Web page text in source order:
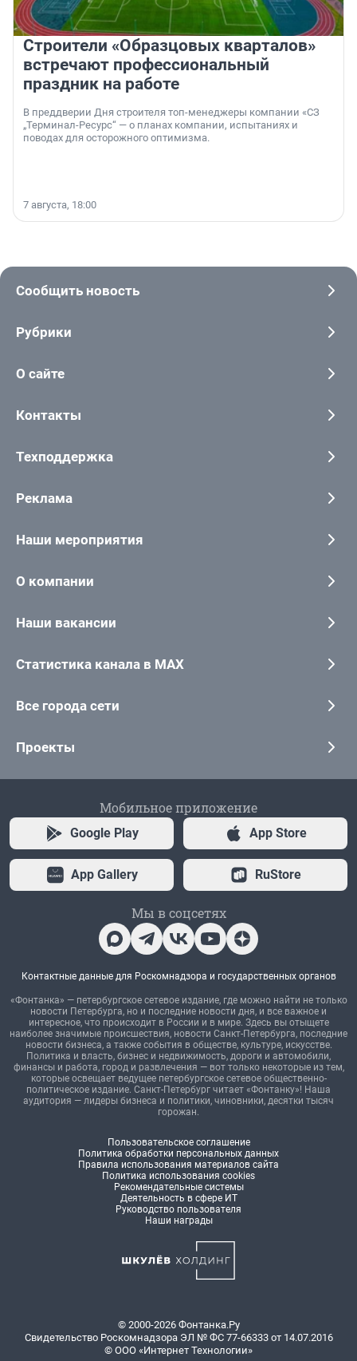
Строители «Образцовых кварталов»
встречают профессиональный
праздник на работе
В преддверии Дня строителя топ-менеджеры компании «СЗ
„Терминал-Ресурс“ — о планах компании, испытаниях и
поводах для осторожного оптимизма.
7 августа, 18:00
Сообщить новость
Рубрики
О сайте
Контакты
Техподдержка
Реклама
Наши мероприятия
О компании
Наши вакансии
Статистика канала в MAX
Все города сети
Проекты
Мобильное приложение
Google Play App Store
App Gallery RuStore
Мы в соцсетях
Контактные данные для Роскомнадзора и государственных органов
«Фонтанка» — петербургское сетевое издание, где можно найти не только
новости Петербурга, но и последние новости дня, и все важное и
интересное, что происходит в России и в мире. Здесь вы отыщете
наиболее значимые происшествия, новости Санкт-Петербурга, последние
новости бизнеса, а также события в обществе, культуре, искусстве.
Политика и власть, бизнес и недвижимость, дороги и автомобили,
финансы и работа, город и развлечения — вот только некоторые из тем,
которые освещает ведущее петербургское сетевое общественно-
политическое издание. Санкт-Петербург читает «Фонтанку»! Наша
аудитория — лидеры бизнеса и политики, чиновники, десятки тысяч
горожан.
Пользовательское соглашение
Политика обработки персональных данных
Правила использования материалов сайта
Политика использования cookies
Рекомендательные системы
Деятельность в сфере ИТ
Руководство пользователя
Наши награды
© 2000-2026 Фонтанка.Ру
Свидетельство Роскомнадзора ЭЛ № ФС 77-66333 от 14.07.2016
© ООО «Интернет Технологии»